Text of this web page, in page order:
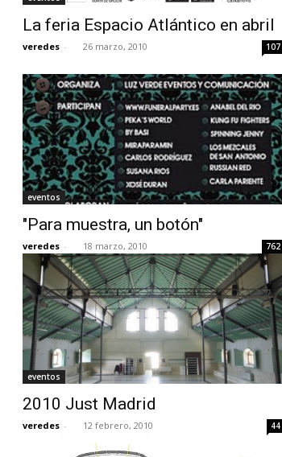
La feria Espacio Atlántico en abril
veredes - 26 marzo, 2010 107
eventos
"Para muestra, un botón"
veredes - 18 marzo, 2010 762
eventos
2010 Just Madrid
veredes - 12 febrero, 2010 44